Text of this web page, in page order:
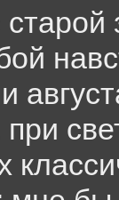
при